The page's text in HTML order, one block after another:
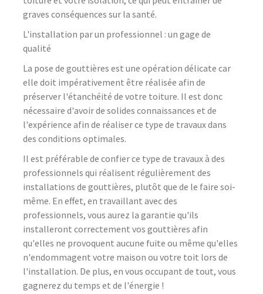
graves conséquences sur la santé.
L'installation par un professionnel : un gage de
qualité
La pose de gouttières est une opération délicate car
elle doit impérativement être réalisée afin de
préserver l'étanchéité de votre toiture. Il est donc
nécessaire d'avoir de solides connaissances et de
l'expérience afin de réaliser ce type de travaux dans
des conditions optimales.
Il est préférable de confier ce type de travaux à des
professionnels qui réalisent régulièrement des
installations de gouttières, plutôt que de le faire soi-
même. En effet, en travaillant avec des
professionnels, vous aurez la garantie qu'ils
installeront correctement vos gouttières afin
qu'elles ne provoquent aucune fuite ou même qu'elles
n'endommagent votre maison ou votre toit lors de
l'installation. De plus, en vous occupant de tout, vous
gagnerez du temps et de l'énergie !